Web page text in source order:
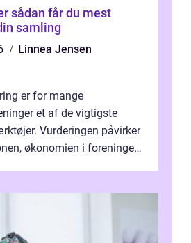
samling
Linnea Jensen
er for mange
et af de vigtigste
Vurderingen påvirker
økonomien i foreningen